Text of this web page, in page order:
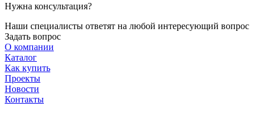
Нужна консультация?
Наши специалисты ответят на любой интересующий вопрос
Задать вопрос
О компании
Каталог
Как купить
Проекты
Новости
Контакты